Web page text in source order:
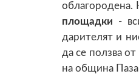
облагородена.
площадки -
дарителят и
да се ползва
на община